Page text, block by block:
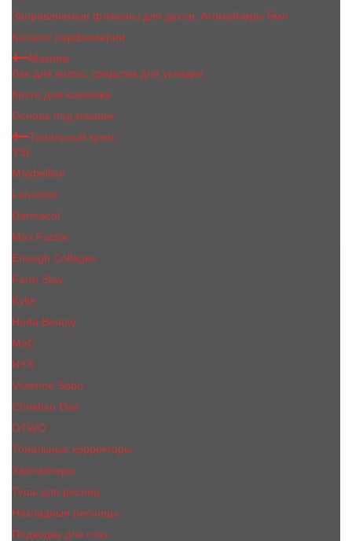
Заправляемые флаконы для духов, Атомайзеры 5мл
Каталог парфюмерии
Макияж
Лак для волос, средства для укладки
Кисти для макияжа
Основа под макияж
Тональный крем
YSL
Maybelline
Lancome
Dermacol
Max Factor
Enough Collagen
Farm Stay
Kylie
Huda Beauty
МаС
NYX
Vivienne Sabo
Сhristiаn Diоr
OTWO
Тональные корректоры
Хайлайтеры
Тушь для ресниц
Накладные ресницы
Подводка для глаз